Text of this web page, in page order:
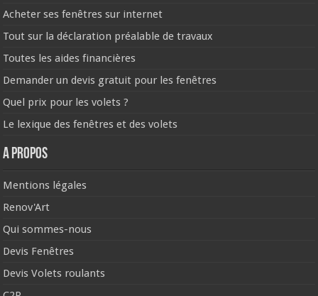
Acheter ses fenêtres sur internet
Tout sur la déclaration préalable de travaux
Toutes les aides financières
Demander un devis gratuit pour les fenêtres
Quel prix pour les volets ?
Le lexique des fenêtres et des volets
A propos
Mentions légales
Renov'Art
Qui sommes-nous
Devis Fenêtres
Devis Volets roulants